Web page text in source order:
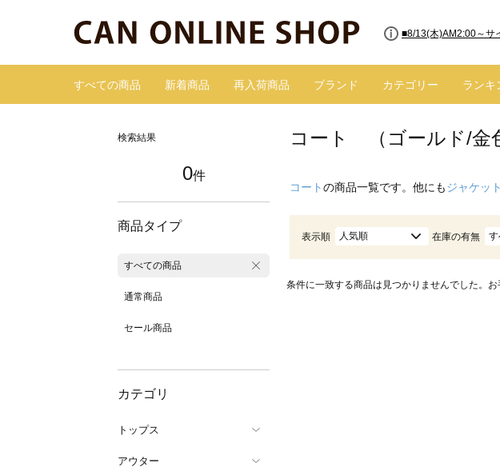
■8/13(木)AM2:00～サ
すべての商品 新着商品 再入荷商品 ブランド カテゴリー ランキ
検索結果
0件
商品タイプ
すべての商品
通常商品
セール商品
カテゴリ
トップス
アウター
コート （ゴールド/金
コートの商品一覧です。他にもジャケット
表示順 人気順 在庫の有無 す
条件に一致する商品は見つかりませんでした。